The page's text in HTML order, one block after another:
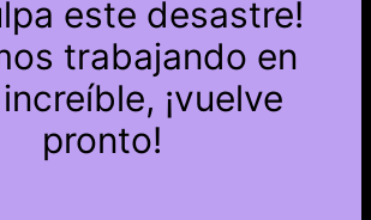
este desastre!
trabajando en
¡vuelve
pronto!